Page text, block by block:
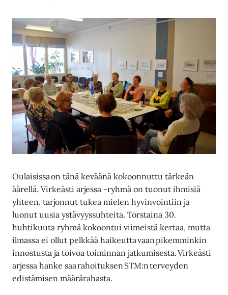
Oulaisissa on tänä keväänä kokoonnuttu tärkeän
äärellä. Virkeästi arjessa -ryhmä on tuonut ihmisiä
yhteen, tarjonnut tukea mielen hyvinvointiin ja
luonut uusia ystävyyssuhteita. Torstaina 30.
huhtikuuta ryhmä kokoontui viimeistä kertaa, mutta
ilmassa ei ollut pelkkää haikeutta vaan pikemminkin
innostusta ja toivoa toiminnan jatkumisesta. Virkeästi
arjessa hanke saa rahoituksen STM:n terveyden
edistämisen määrärahasta.